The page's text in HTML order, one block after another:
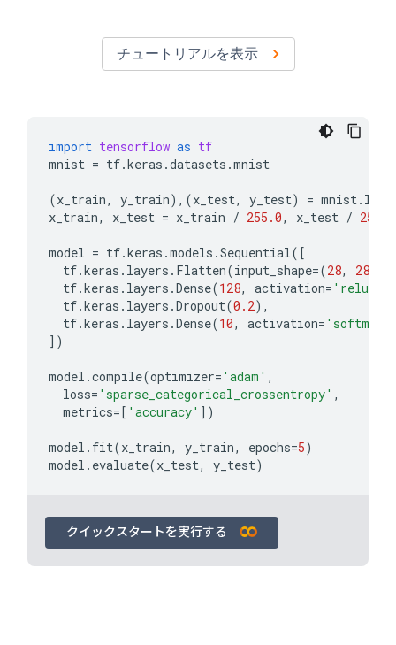
チュートリアルを表示
import tensorflow as tf
mnist = tf.keras .datasets .mnist
(x_train, y_train),(x_test, y_test) = mnist.
x_train, x_test = x_train / 255.0, x_test / 255.0
model = tf.keras .models .Sequential([
tf.keras . layers . Flatten(input_shape=(28, 28
tf.keras . layers .Dense(128, activation= 'relu'
tf.keras . layers .Dropout(0.2),
tf.keras . layers .Dense(10, activation= 'softmax'
])
model .compile(optimizer= 'adam' ,
loss= 'sparse_categorical_crossentropy' ,
metrics=[ 'accuracy' ])
model . fit(x_train, y_train, epochs=5)
model . evaluate(x_test, y_test)
クイックスタートを実行する